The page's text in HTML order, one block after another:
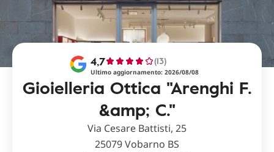
Gioielleria Ottica "Arenghi F.
&amp; C."
4,7 (13)
Ultimo aggiornamento: 2026/08/08
Via Cesare Battisti, 25
25079 Vobarno BS